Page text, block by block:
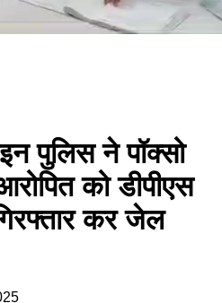
पुलिस ने पॉक्सो
को डीपीएस
कर जेल